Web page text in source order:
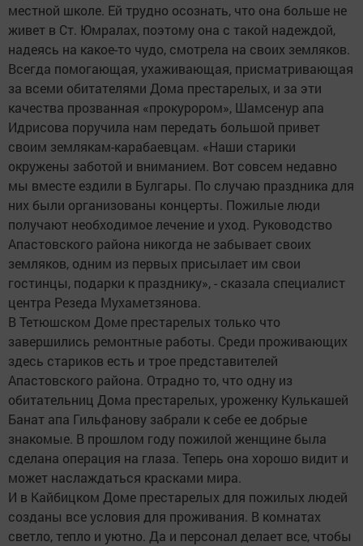
местной школе. Ей трудно осознать, что она больше не
живет в Ст. Юмралах, поэтому она с такой надеждой,
надеясь на какое-то чудо, смотрела на своих земляков.
Всегда помогающая, ухаживающая, присматривающая
за всеми обитателями Дома престарелых, и за эти
качества прозванная «прокурором», Шамсенур апа
Идрисова поручила нам передать большой привет
своим землякам-карабаевцам. «Наши старики
окружены заботой и вниманием. Вот совсем недавно
мы вместе ездили в Булгары. По случаю праздника для
них были организованы концерты. Пожилые люди
получают необходимое лечение и уход. Руководство
Апастовского района никогда не забывает своих
земляков, одним из первых присылает им свои
гостинцы, подарки к празднику», - сказала специалист
центра Резеда Мухаметзянова.
В Тетюшском Доме престарелых только что
завершились ремонтные работы. Среди проживающих
здесь стариков есть и трое представителей
Апастовского района. Отрадно то, что одну из
обитательниц Дома престарелых, уроженку Кулькашей
Банат апа Гильфанову забрали к себе ее добрые
знакомые. В прошлом году пожилой женщине была
сделана операция на глаза. Теперь она хорошо видит и
может наслаждаться красками мира.
И в Кайбицком Доме престарелых для пожилых людей
созданы все условия для проживания. В комнатах
светло, тепло и уютно. Да и персонал делает все, чтобы